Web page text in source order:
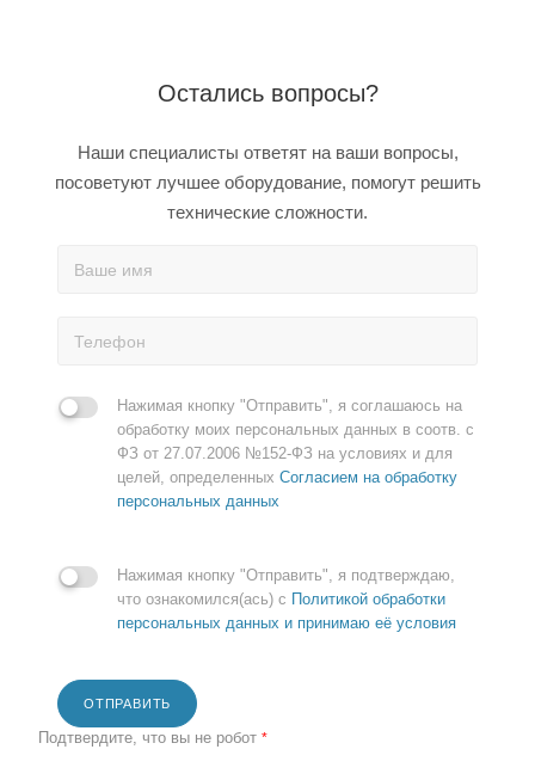
Остались вопросы?
Наши специалисты ответят на ваши вопросы,
посоветуют лучшее оборудование, помогут решить
технические сложности.
Нажимая кнопку "Отправить", я соглашаюсь на
обработку моих персональных данных в соотв. с
ФЗ от 27.07.2006 №152-ФЗ на условиях и для
целей, определенных Согласием на обработку
персональных данных
Нажимая кнопку "Отправить", я подтверждаю,
что ознакомился(ась) с Политикой обработки
персональных данных и принимаю её условия
ОТПРАВИТЬ
Подтвердите, что вы не робот *